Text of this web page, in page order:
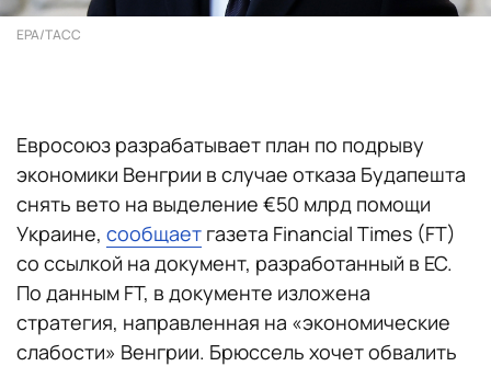
EPA/ТАСС
Евросоюз разрабатывает план по подрыву
экономики Венгрии в случае отказа Будапешта
снять вето на выделение €50 млрд помощи
Украине, сообщает газета Financial Times (FT)
со ссылкой на документ, разработанный в ЕС.
По данным FT, в документе изложена
стратегия, направленная на «экономические
слабости» Венгрии. Брюссель хочет обвалить